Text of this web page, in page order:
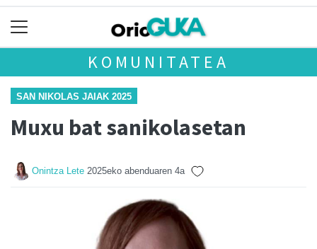
KOMUNITATEA
SAN NIKOLAS JAIAK 2025
Muxu bat sanikolasetan
Onintza Lete 2025eko abenduaren 4a